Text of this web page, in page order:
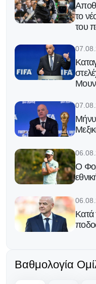
το
του
Ο
Κατά
Ο
Βαθμολογία